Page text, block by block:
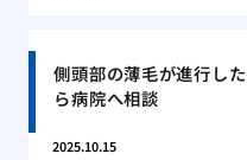
側頭部の薄毛が進行した
ら病院へ相談
2025.10.15